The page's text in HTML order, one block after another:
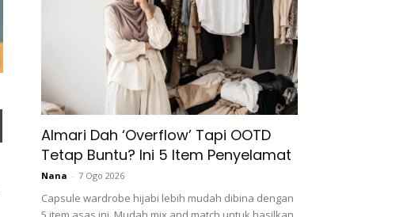
Almari Dah ‘Overflow’ Tapi OOTD
Tetap Buntu? Ini 5 Item Penyelamat
Nana - 7 Ogo 2026
Capsule wardrobe hijabi lebih mudah dibina dengan